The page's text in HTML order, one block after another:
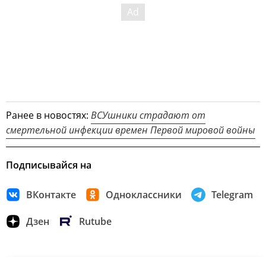
Ранее в новостях: ВСУшники страдают от
смертельной инфекции времен Первой мировой войны
Подписывайся на
ВКонтакте Одноклассники Telegram
Дзен Rutube